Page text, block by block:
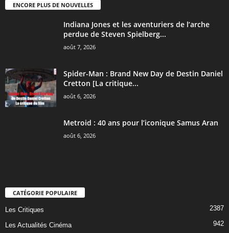
ENCORE PLUS DE NOUVELLES
Indiana Jones et les aventuriers de l’arche
perdue de Steven Spielberg...
août 7, 2026
Spider-Man : Brand New Day de Destin Daniel
Cretton [La critique...
août 6, 2026
Metroid : 40 ans pour l’iconique Samus Aran
août 6, 2026
CATÉGORIE POPULAIRE
Les Critiques 2387
Les Actualités Cinéma 942